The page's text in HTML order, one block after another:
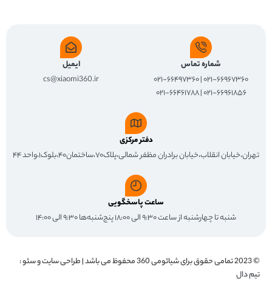
شماره تماس
۰۲۱-۶۶۹۶۷۳۶۰ | ۰۲۱-۶۶۴۹۷۳۶۰
۰۲۱-۶۶۹۶۱۸۵۶ | ۰۲۱-۶۶۴۶۱۷۸۸
ایمیل
cs@xiaomi360.ir
دفتر مرکزی
تهران،خیابان انقلاب،خیابان برادران مظفر شمالی،پلاک۷۰،ساختمان۴۰،بلوک۱،واحد ۴۴
ساعت پاسخگویی
شنبه تا چهارشنبه از ساعت ۹:۳۰ الی ۱۸:۰۰ پنج‌شنبه‌ها ۹:۳۰ الی ۱۴:۰۰
© 2023 تمامی حقوق برای شیائومی 360
محفوظ می باشد | طراحی سایت و سئو :
تیم دال